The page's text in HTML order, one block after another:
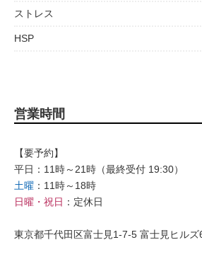
ストレス
HSP
営業時間
【要予約】
平日：11時～21時（最終受付 19:30）
土曜 ：11時～18時
日曜・祝日 ：定休日
東京都千代田区富士見1-7-5 富士見ヒルズ